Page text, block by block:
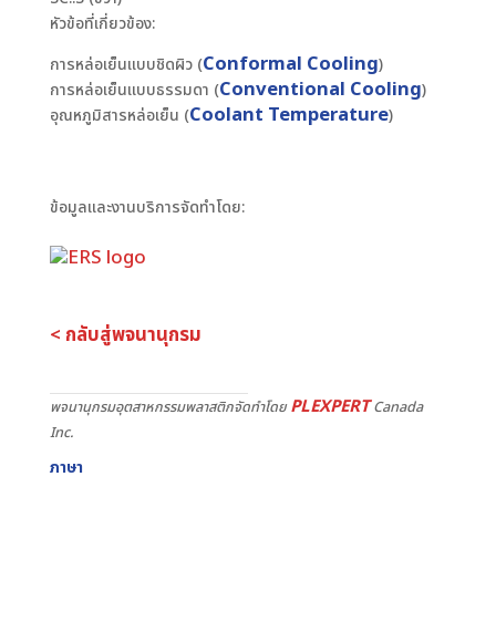
หัวข้อที่เกี่ยวข้อง:
การหล่อเย็นแบบชิดผิว (Conformal Cooling)
การหล่อเย็นแบบธรรมดา (Conventional Cooling)
อุณหภูมิสารหล่อเย็น (Coolant Temperature)
ข้อมูลและงานบริการจัดทำโดย:
< กลับสู่พจนานุกรม
พจนานุกรมอุตสาหกรรมพลาสติกจัดทำโดยPLEXPERTCanada
Inc.
ภาษา